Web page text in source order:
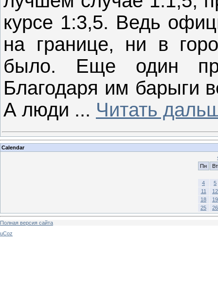
курсе 1:3,5. Ведь
на границе, ни в
было. Еще один
Благодаря им барыги
А люди ... Читать
Calendar
Пн
Вт
4
5
11
12
18
19
25
26
Полная версия сайта
uCoz